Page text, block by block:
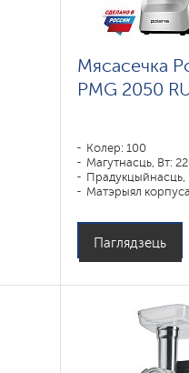
Мясасечка
PMG 2050
Колер: 100
Магутнасць, Вт:
Прадукцыйнасць,
Матэрыял
Паглядзець